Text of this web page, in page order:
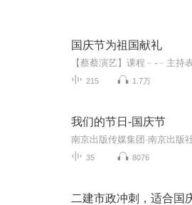
国庆节为祖国献礼
215 1.7万
我们的节日-国庆节
35 8076
二建市政冲刺，适合国